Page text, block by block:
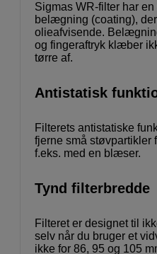
Sigmas WR-filter har
belægning (coating),
olieafvisende.
og fingeraftryk klæber
tørre af.
Antistatisk
Filterets antistatiske
fjerne små støvpartikler
f.eks. med en blæser.
Tynd filterbredde
Filteret er designet til
selv når du bruger et
ikke for 86, 95 og 105